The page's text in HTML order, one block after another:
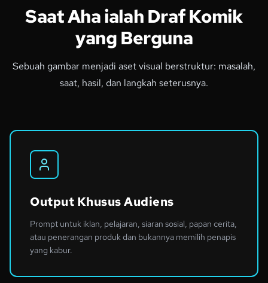
Saat Aha ialah Draf Komik
yang Berguna
Sebuah gambar menjadi aset visual berstruktur: masalah,
saat, hasil, dan langkah seterusnya.
Output Khusus Audiens
Prompt untuk iklan, pelajaran, siaran sosial, papan cerita,
atau penerangan produk dan bukannya memilih penapis
yang kabur.